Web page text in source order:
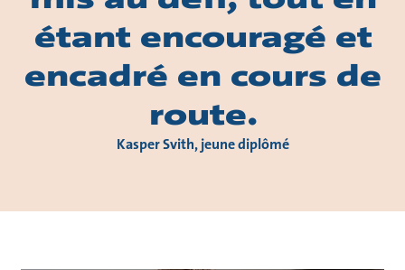
étant encouragé et
encadré en cours de
route.
Kasper Svith, jeune diplômé